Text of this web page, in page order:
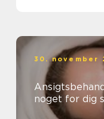
30. november
noget for dig